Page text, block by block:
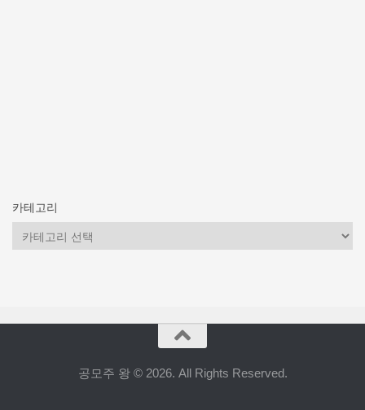
카테고리
카
테
공모주 왕 © 2026. All Rights Reserved.